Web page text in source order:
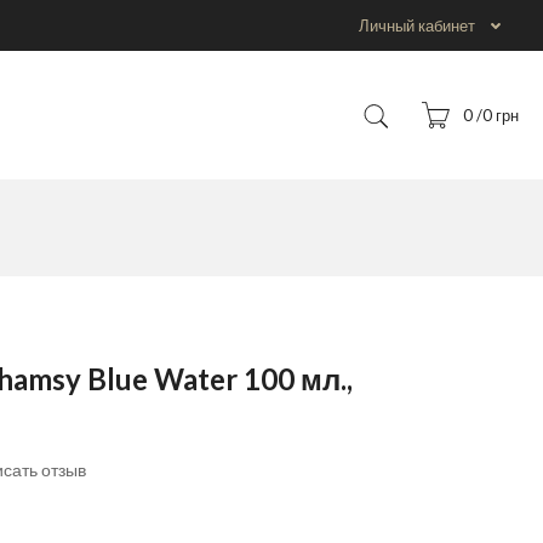
Личный кабинет
0 /0 грн
Blue Water 100 мл.,
отзыв